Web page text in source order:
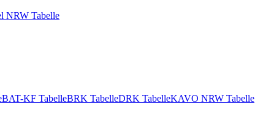
NRW Tabelle
BAT-KF TabelleBRK TabelleDRK TabelleKAVO NRW Tabelle